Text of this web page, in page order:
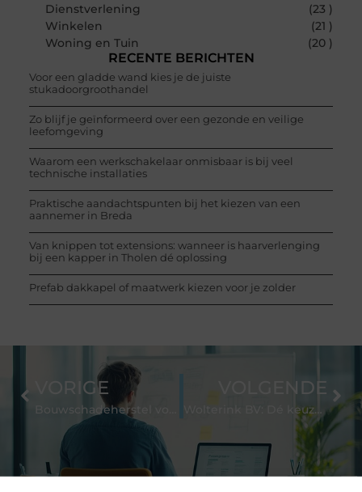
Dienstverlening
(23 )
Winkelen
(21 )
Woning en Tuin
(20 )
RECENTE BERICHTEN
Voor een gladde wand kies je de juiste
stukadoorgroothandel
Zo blijf je geïnformeerd over een gezonde en veilige
leefomgeving
Waarom een werkschakelaar onmisbaar is bij veel
technische installaties
Praktische aandachtspunten bij het kiezen van een
aannemer in Breda
Van knippen tot extensions: wanneer is haarverlenging
bij een kapper in Tholen dé oplossing
Prefab dakkapel of maatwerk kiezen voor je zolder
VORIGE VOLGENDE
Wolterink BV: Dé keuze voor stijlvolle woonkamer vloertegels